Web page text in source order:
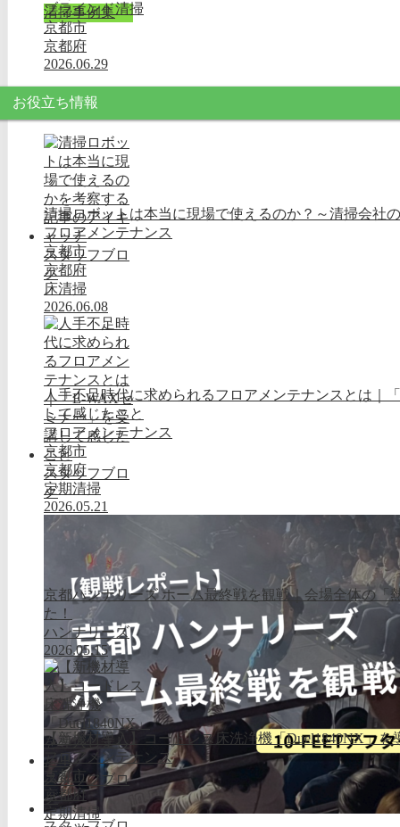
清掃事例集
ブラインド清掃
京都市
京都府
2026.06.29
お役立ち情報
スタッフブロ
グ
清掃ロボットは本当に現場で使えるのか？～清掃会社
フロアメンテナンス
京都市
京都府
床清掃
2026.06.08
スタッフブロ
グ
人手不足時代に求められるフロアメンテナンスとは｜
して感じたこと
フロアメンテナンス
京都市
京都府
定期清掃
2026.05.21
京都ハンナリーズ ホーム最終戦を観戦｜会場全体の「
た！
ハンナリーズ
2026.05.15
スタッフブロ
グ
【新機材導入】コードレス床洗浄機「Duel1840NX」を
フロアメンテナンス
京都市
京都府
定期清掃